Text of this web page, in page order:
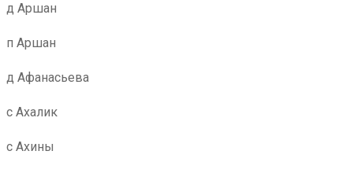
д Аршан
п Аршан
д Афанасьева
с Ахалик
с Ахины